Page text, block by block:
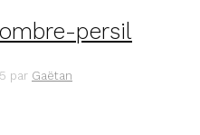
persil
par Gaëtan